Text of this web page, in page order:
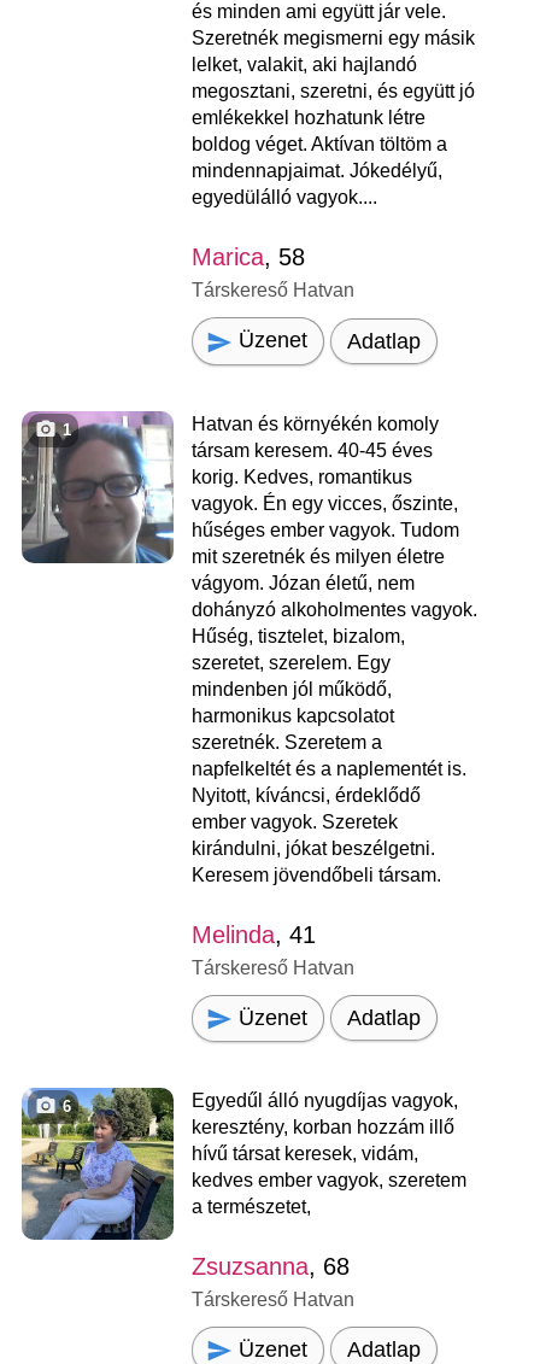
és minden ami együtt jár vele.
Szeretnék megismerni egy másik
lelket, valakit, aki hajlandó
megosztani, szeretni, és együtt jó
emlékekkel hozhatunk létre
boldog véget. Aktívan töltöm a
mindennapjaimat. Jókedélyű,
egyedülálló vagyok....
Marica, 58
Társkereső Hatvan
Üzenet Adatlap
1
Hatvan és környékén komoly
társam keresem. 40-45 éves
korig. Kedves, romantikus
vagyok. Én egy vicces, őszinte,
hűséges ember vagyok. Tudom
mit szeretnék és milyen életre
vágyom. Józan életű, nem
dohányzó alkoholmentes vagyok.
Hűség, tisztelet, bizalom,
szeretet, szerelem. Egy
mindenben jól működő,
harmonikus kapcsolatot
szeretnék. Szeretem a
napfelkeltét és a naplementét is.
Nyitott, kíváncsi, érdeklődő
ember vagyok. Szeretek
kirándulni, jókat beszélgetni.
Keresem jövendőbeli társam.
Melinda, 41
Társkereső Hatvan
Üzenet Adatlap
6
Egyedűl álló nyugdíjas vagyok,
keresztény, korban hozzám illő
hívű társat keresek, vidám,
kedves ember vagyok, szeretem
a természetet,
Zsuzsanna, 68
Társkereső Hatvan
Üzenet Adatlap